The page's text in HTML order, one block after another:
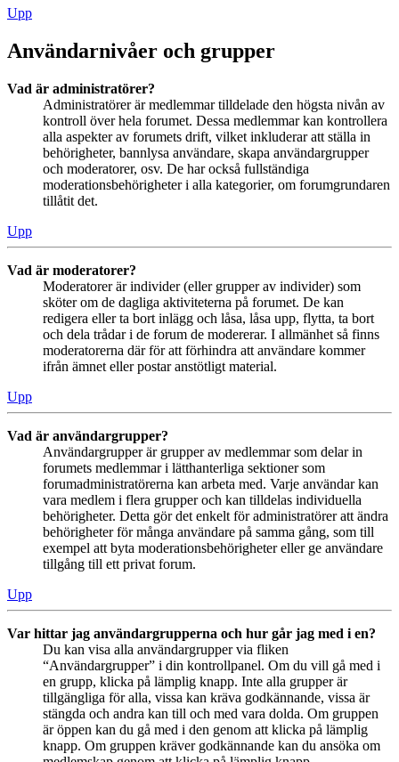
Upp
Användarnivåer och grupper
Vad är administratörer?
Administratörer är medlemmar tilldelade den högsta nivån av
kontroll över hela forumet. Dessa medlemmar kan kontrollera
alla aspekter av forumets drift, vilket inkluderar att ställa in
behörigheter, bannlysa användare, skapa användargrupper
och moderatorer, osv. De har också fullständiga
moderationsbehörigheter i alla kategorier, om forumgrundaren
tillåtit det.
Upp
Vad är moderatorer?
Moderatorer är individer (eller grupper av individer) som
sköter om de dagliga aktiviteterna på forumet. De kan
redigera eller ta bort inlägg och låsa, låsa upp, flytta, ta bort
och dela trådar i de forum de modererar. I allmänhet så finns
moderatorerna där för att förhindra att användare kommer
ifrån ämnet eller postar anstötligt material.
Upp
Vad är användargrupper?
Användargrupper är grupper av medlemmar som delar in
forumets medlemmar i lätthanterliga sektioner som
forumadministratörerna kan arbeta med. Varje användar kan
vara medlem i flera grupper och kan tilldelas individuella
behörigheter. Detta gör det enkelt för administratörer att ändra
behörigheter för många användare på samma gång, som till
exempel att byta moderationsbehörigheter eller ge användare
tillgång till ett privat forum.
Upp
Var hittar jag användargrupperna och hur går jag med i en?
Du kan visa alla användargrupper via fliken
“Användargrupper” i din kontrollpanel. Om du vill gå med i
en grupp, klicka på lämplig knapp. Inte alla grupper är
tillgängliga för alla, vissa kan kräva godkännande, vissa är
stängda och andra kan till och med vara dolda. Om gruppen
är öppen kan du gå med i den genom att klicka på lämplig
knapp. Om gruppen kräver godkännande kan du ansöka om